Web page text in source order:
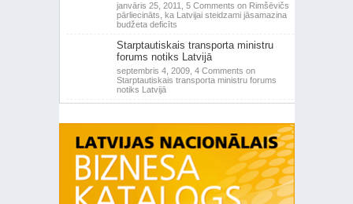
janvāris 25, 2011, 5 Comments on Rimšēvičs
pārliecināts, ka Latvijai steidzami jāsamazina
budžeta deficīts
Starptautiskais transporta ministru
forums notiks Latvijā
septembris 4, 2009, 4 Comments on
Starptautiskais transporta ministru forums
notiks Latvijā